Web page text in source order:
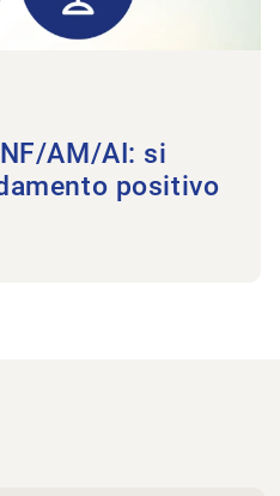
AM/AI: si
positivo